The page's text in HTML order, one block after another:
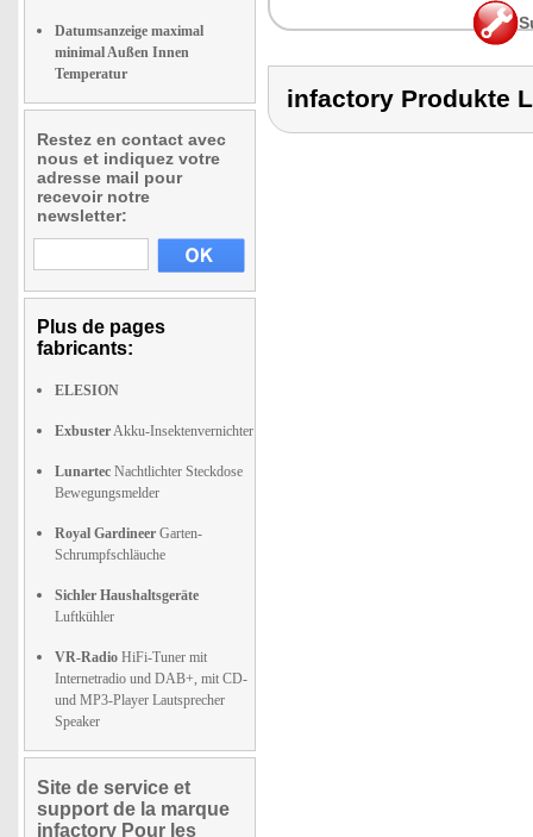
Datumsanzeige maximal
minimal Außen Innen
Temperatur
Restez en contact avec
nous et indiquez votre
adresse mail pour
recevoir notre
newsletter:
Plus de pages
fabricants:
ELESION
ExbusterAkku-Insektenvernichter
Lunartec Nachtlichter Steckdose
Bewegungsmelder
Royal Gardineer Garten-
Schrumpfschläuche
Sichler Haushaltsgeräte
Luftkühler
VR-Radio HiFi-Tuner mit
Internetradio und DAB+, mit CD-
und MP3-Player Lautsprecher
Speaker
Site de service et
support de la marque
infactory Pour les
infactory Produkte